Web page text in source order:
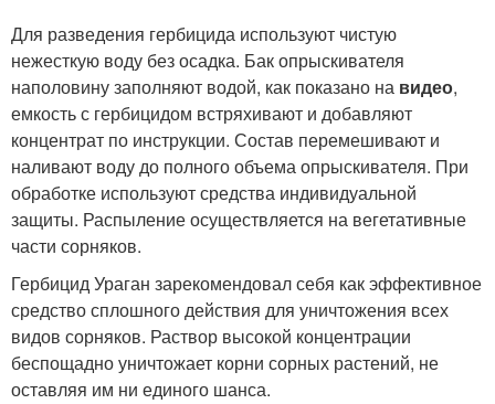
Для разведения гербицида используют чистую
нежесткую воду без осадка. Бак опрыскивателя
наполовину заполняют водой, как показано на видео,
емкость с гербицидом встряхивают и добавляют
концентрат по инструкции. Состав перемешивают и
наливают воду до полного объема опрыскивателя. При
обработке используют средства индивидуальной
защиты. Распыление осуществляется на вегетативные
части сорняков.
Гербицид Ураган зарекомендовал себя как эффективное
средство сплошного действия для уничтожения всех
видов сорняков. Раствор высокой концентрации
беспощадно уничтожает корни сорных растений, не
оставляя им ни единого шанса.